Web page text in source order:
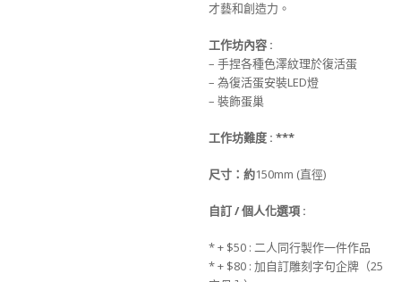
才藝和創造力。
工作坊內容 :
– 手捏各種色澤紋理於復活蛋
– 為復活蛋安裝LED燈
– 裝飾蛋巢
工作坊難度 : ***
尺寸：約150mm (直徑)
自訂 / 個人化選項 :
* + $50 : 二人同行製作一件作品
* + $80 : 加自訂雕刻字句企牌（25